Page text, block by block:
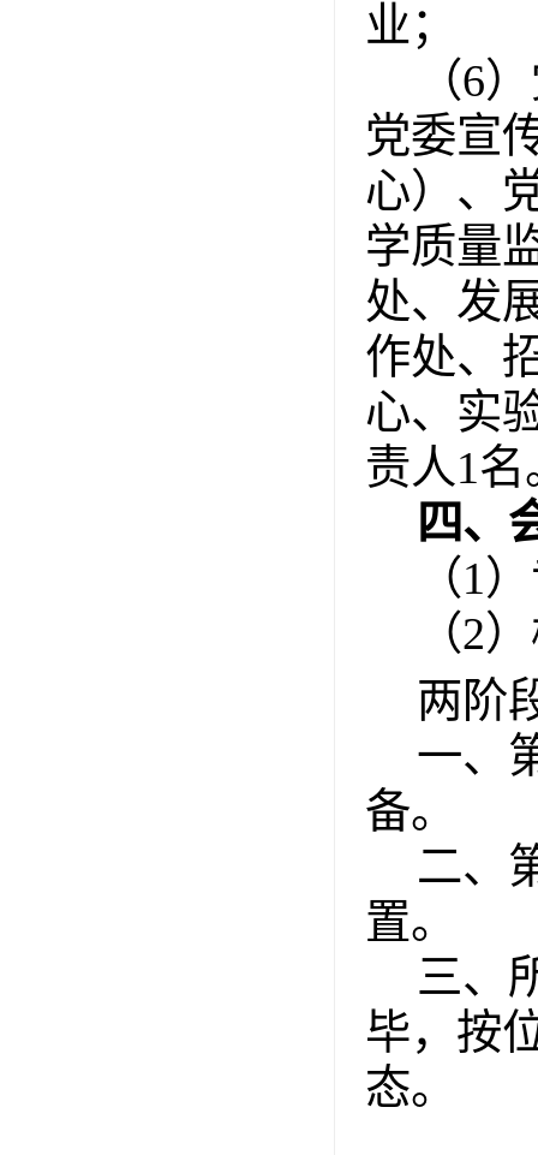
业；
（6）
党委宣
心）、
学质量
处、 发
作处、
心、实
责人1名
四、
（1）
（2）
两阶
一、
备。
二、
置。
三、
毕，按
态。